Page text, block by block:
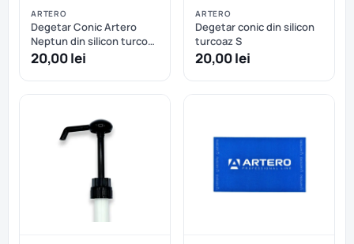
ARTERO
Degetar Conic Artero
Neptun din silicon turcoaz
M
20,00 lei
ARTERO
Degetar conic din silicon
turcoaz S
20,00 lei